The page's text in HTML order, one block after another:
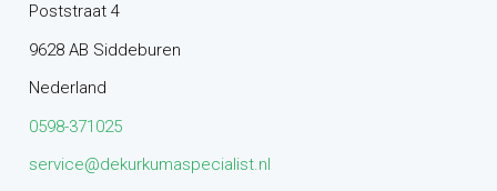
Poststraat 4
9628 AB Siddeburen
Nederland
0598-371025
service@dekurkumaspecialist.nl